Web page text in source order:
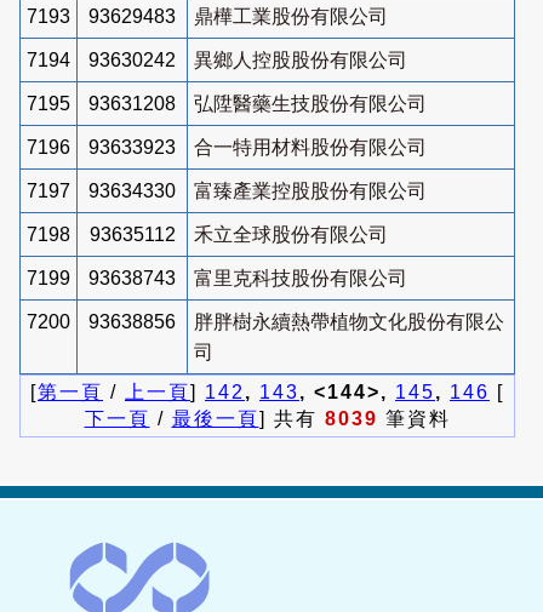
7193 93629483 鼎樺工業股份有限公司
7194 93630242 異鄉人控股股份有限公司
7195 93631208 弘陞醫藥生技股份有限公司
7196 93633923 合一特用材料股份有限公司
7197 93634330 富臻產業控股股份有限公司
7198 93635112 禾立全球股份有限公司
7199 93638743 富里克科技股份有限公司
7200 93638856
胖胖樹永續熱帶植物文化股份有限公
司
[第一頁 / 上一頁] 142 , 143, <144>, 145, 146 [
下一頁 / 最後一頁] 共有 8039 筆資料